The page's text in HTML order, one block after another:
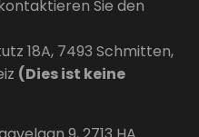
Sie den
18A, 7493 Schmitten,
(Dies ist keine